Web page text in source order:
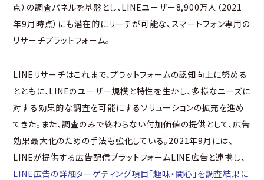
点）の調査パネルを基盤とし、LINEユーザー8,900万人（2021
年9月時点）にも潜在的にリーチが可能な、スマートフォン専用の
リサーチプラットフォーム。
LINEリサーチはこれまで、プラットフォームの認知向上に努める
とともに、LINEのユーザー規模と特性を生かし、多様なニーズに
対する効果的な調査を可能にするソリューションの拡充を進め
てきた。また、調査のみで終わらない付加価値の提供として、広告
効果最大化のための手法も強化している。2021年9月には、
LINEが提供する広告配信プラットフォームLINE広告と連携し、
LINE広告の詳細ターゲティング項目「趣味・関心」を調査結果に